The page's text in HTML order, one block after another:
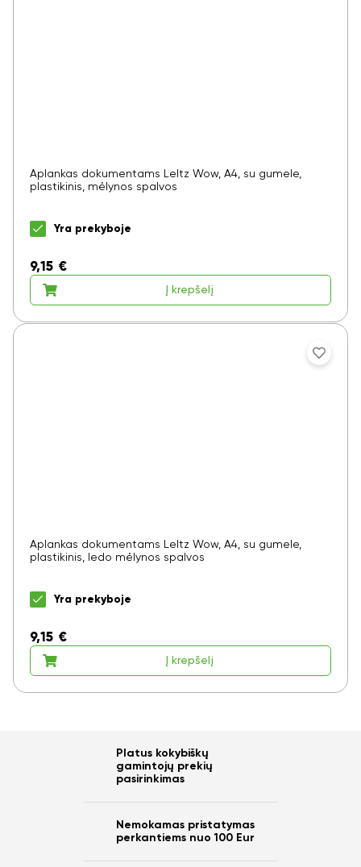
Aplankas dokumentams LeItz Wow, A4, su gumele,
plastikinis, mėlynos spalvos
Yra prekyboje
9,15 €
Į krepšelį
Aplankas dokumentams LeItz Wow, A4, su gumele,
plastikinis, ledo mėlynos spalvos
Yra prekyboje
9,15 €
Į krepšelį
Platus kokybiškų
gamintojų prekių
pasirinkimas
Nemokamas pristatymas
perkantiems nuo 100 Eur